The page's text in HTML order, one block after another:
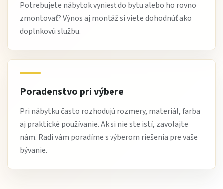
Je pracovná doska súčasťou ceny?
Áno, pri skladových kusoch je pracovná doska v cene, jej
Dodáva sa kuchyňa zmontovaná?
Áno, kuchynská linka Monika sa dodáva už zmontovaná po
jednotlivých skrinkách.
Sú spotrebiče a drez v cene?
Nie, drez a spotrebiče nie sú súčasťou ceny.
Čo si zákazníci na tejto kuchyni obľúbili
Potrebujete nábytok vyniesť do bytu alebo ho rovno
zmontovať? Výnos aj montáž si viete dohodnúť ako
doplnkovú službu.
Poradenstvo pri výbere
Pri nábytku často rozhodujú rozmery, materiál, farba
aj praktické používanie. Ak si nie ste istí, zavolajte
nám. Radi vám poradíme s výberom riešenia pre vaše
bývanie.